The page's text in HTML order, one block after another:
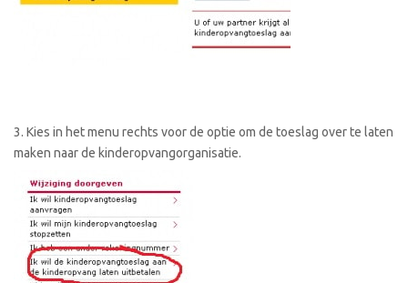
3. Kies in het menu rechts voor de optie om de toeslag over te laten
maken naar de kinderopvangorganisatie.